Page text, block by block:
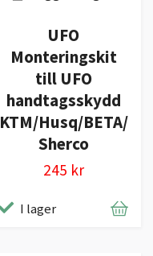
UFO
Monteringskit
till UFO
handtagsskydd
KTM/Husq/BETA/
Sherco
245 kr
I lager